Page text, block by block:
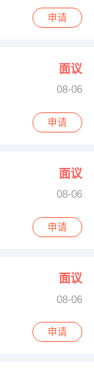
申请
面议
08-06
申请
面议
08-06
申请
面议
08-06
申请